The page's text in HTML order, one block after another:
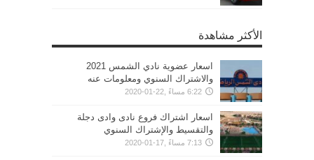
الأكثر مشاهدة
اسعار عضوية نادي الشمس 2021
والاشتراك السنوي ومعلومات عنه
6:22 مساءً ,22-01-2020
اسعار اشتراك فروع نادى وادى دجلة
والتقسيط والإشتراك السنوي
7:13 مساءً ,17-01-2020